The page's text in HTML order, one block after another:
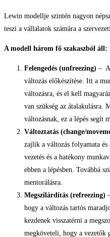
Lewin modellje szintén nagyon
teszi a vállalatok számára a
A modell három fő szakaszból áll:
Felengedés (unfreezing) – A
változás előkészítése. Itt a
változásra, és el kell
van szükség az átalakulásra.
változásnak, ez a lépés segít
Változtatás (change/
zajlik a változás folyamata és
vezetés és a hatékony
ebben a lépésben. Továbbá
mentorálásra.
Megszilárdítás (refreezing)
hogy a változás tartós
kezdenek visszatérni a
megköveteli, hogy a vezetők